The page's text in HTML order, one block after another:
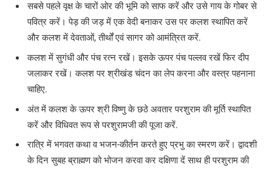
सबसे पहले वृक्ष के चारों ओर की भूमि को साफ करें और उसे गाय के गोबर से
पवित्र करें। पेड़ की जड़ में एक वेदी बनाकर उस पर कलश स्थापित करें
और कलश में देवताओं, तीर्थों एवं सागर को आमंत्रित करें.
कलश में सुगंधी और पंच रत्न रखें। इसके ऊपर पंच पल्लव रखें फिर दीप
जलाकर रखें। कलश पर श्रीखंड चंदन का लेप करना और वस्त्र पहनाना
चाहिए.
अंत में कलश के ऊपर श्री विष्णु के छठे अवतार परशुराम की मूर्ति स्थापित
करें और विधिवत रूप से परशुरामजी की पूजा करें.
रात्रि में भगवत कथा व भजन-कीर्तन करते हुए प्रभु का स्मरण करें। द्वादशी
के दिन सुबह ब्राह्मण को भोजन करवा कर दक्षिणा दें साथ ही परशुराम की